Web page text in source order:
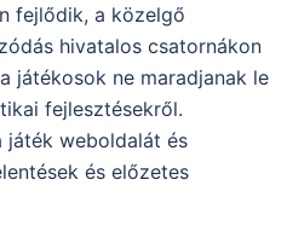
fejlődik, a közelgő
hivatalos csatornákon
játékosok ne maradjanak le
fejlesztésekről.
játék weboldalát és
és előzetes